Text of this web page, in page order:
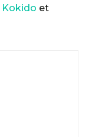
Kokido et